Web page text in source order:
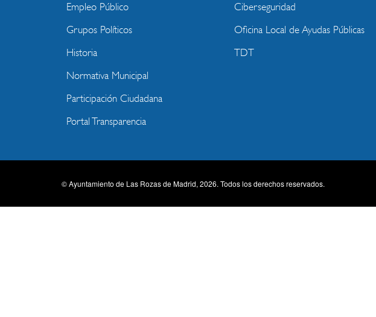
Empleo Público
Grupos Políticos
Historia
Normativa Municipal
Participación Ciudadana
Portal Transparencia
Ciberseguridad
Oficina Local de Ayudas Públicas
TDT
© Ayuntamiento de Las Rozas de Madrid, 2026. Todos los derechos reservados.